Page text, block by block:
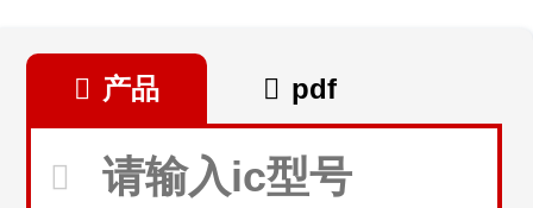
产品 pdf